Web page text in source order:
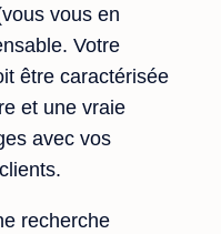
vous en
Votre
être caractérisée
et une vraie
avec vos
recherche